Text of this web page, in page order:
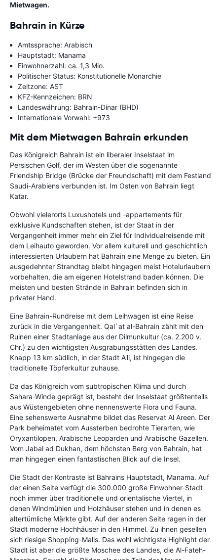
Mietwagen.
Bahrain in Kürze
Amtssprache: Arabisch
Hauptstadt: Manama
Einwohnerzahl: ca. 1,3 Mio.
Politischer Status: Konstitutionelle Monarchie
Zeitzone: AST
KFZ-Kennzeichen: BRN
Landeswährung: Bahrain-Dinar (BHD)
Internationale Vorwahl: +973
Mit dem Mietwagen Bahrain erkunden
Das Königreich Bahrain ist ein liberaler Inselstaat im
Persischen Golf, der im Westen über die sogenannte
Friendship Bridge (Brücke der Freundschaft) mit dem Festland
Saudi-Arabiens verbunden ist. Im Osten von Bahrain liegt
Katar.
Obwohl vielerorts Luxushotels und -appartements für
exklusive Kundschaften stehen, ist der Staat in der
Vergangenheit immer mehr ein Ziel für Individualreisende mit
dem Leihauto geworden. Vor allem kulturell und geschichtlich
interessierten Urlaubern hat Bahrain eine Menge zu bieten. Ein
ausgedehnter Strandtag bleibt hingegen meist Hotelurlaubern
vorbehalten, die am eigenen Hotelstrand baden können. Die
meisten und besten Strände in Bahrain befinden sich in
privater Hand.
Eine Bahrain-Rundreise mit dem Leihwagen ist eine Reise
zurück in die Vergangenheit. Qal`at al-Bahrain zählt mit den
Ruinen einer Stadtanlage aus der Dilmunkultur (ca. 2.200 v.
Chr.) zu den wichtigsten Ausgrabungsstätten des Landes.
Knapp 13 km südlich, in der Stadt A'li, ist hingegen die
traditionelle Töpferkultur zuhause.
Da das Königreich vom subtropischen Klima und durch
Sahara-Winde geprägt ist, besteht der Inselstaat größtenteils
aus Wüstengebieten ohne nennenswerte Flora und Fauna.
Eine sehenswerte Ausnahme bildet das Reservat Al Areen. Der
Park beheimatet vom Aussterben bedrohte Tierarten, wie
Oryxantilopen, Arabische Leoparden und Arabische Gazellen.
Vom Jabal ad Dukhan, dem höchsten Berg von Bahrain, hat
man hingegen einen fantastischen Blick auf die Insel.
Die Stadt der Kontraste ist Bahrains Hauptstadt, Manama. Auf
der einen Seite verfügt die 300.000 große Einwohner-Stadt
noch immer über traditionelle und orientalische Viertel, in
denen Windmühlen und Holzhäuser stehen und in denen es
altertümliche Märkte gibt. Auf der anderen Seite ragen in der
Stadt moderne Hochhäuser in den Himmel. Zu ihnen gesellen
sich riesige Shopping-Malls. Das wohl wichtigste Highlight der
Stadt ist aber die größte Moschee des Landes, die Al-Fateh-